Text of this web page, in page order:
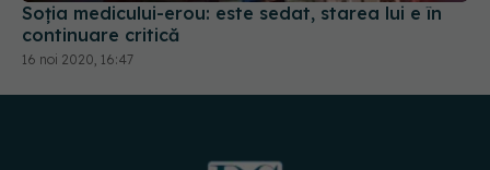
Soția medicului-erou: este sedat, starea lui e în
continuare critică
16 noi 2020, 16:47